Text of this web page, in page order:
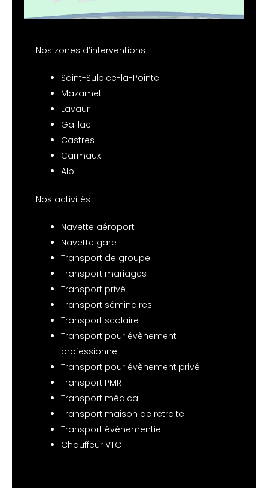
Nos zones d’interventions
Saint-Sulpice-la-Pointe
Mazamet
Lavaur
Gaillac
Castres
Carmaux
Albi
Nos activités
Navette aéroport
Navette gare
Transport de groupe
Transport mariages
Transport privé
Transport séminaires
Transport scolaire
Transport pour évènement
professionnel
Transport pour évènement privé
Transport PMR
Transport médical
Transport maison de retraite
Transport évènementiel
Chauffeur VTC